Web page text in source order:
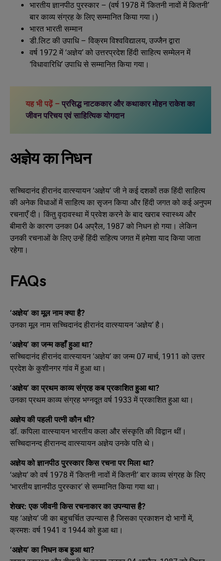
भारतीय ज्ञानपीठ पुरस्कार – (वर्ष 1978 में ‘कितनी नावों में कितनी’
बार काव्य संग्रह के लिए सम्मानित किया गया।)
भारत भारती सम्मान
डी.लिट की उपाधि – विक्रम विश्वविद्यालय, उज्जैन द्वारा
वर्ष 1972 में ‘अज्ञेय’ को उत्तरप्रदेश हिंदी साहित्य सम्मेलन में
‘विधावारिधि’ उपाधि से सम्मानित किया गया।
यह भी पढ़ें – प्रसिद्ध नाटककार और कथाकार मोहन राकेश का
जीवन परिचय एवं साहित्यिक योगदान
अज्ञेय का निधन
सच्चिदानंद हीरानंद वात्स्यायन ‘अज्ञेय’ जी ने कई दशकों तक हिंदी साहित्य
की अनेक विधाओं में साहित्य का सृजन किया और हिंदी जगत को कई अनुपम
रचनाएँ दी। किंतु वृदावस्था में प्रवेश करने के बाद खराब स्वास्थ्य और
बीमारी के कारण उनका 04 अप्रैल, 1987 को निधन हो गया। लेकिन
उनकी रचनाओं के लिए उन्हें हिंदी सहित्य जगत में हमेशा याद किया जाता
रहेगा।
FAQs
‘अज्ञेय’ का मूल नाम क्या है?
उनका मूल नाम सच्चिदानंद हीरानंद वात्स्यायन ‘अज्ञेय’ है।
‘अज्ञेय’ का जन्म कहाँ हुआ था?
सच्चिदानंद हीरानंद वात्स्यायन ‘अज्ञेय’ का जन्म 07 मार्च, 1911 को उत्तर
प्रदेश के कुशीनगर गांव में हुआ था।
‘अज्ञेय’ का प्रथम काव्य संग्रह कब प्रकाशित हुआ था?
उनका प्रथम काव्य संग्रह भग्नदूत वर्ष 1933 में प्रकाशित हुआ था।
अज्ञेय की पहली पत्नी कौन थी?
डॉ. कपिला वात्स्यायन भारतीय कला और संस्कृति की विद्वान थीं।
सच्चिदानन्द हीरानन्द वात्स्यायन अज्ञेय उनके पति थे।
अज्ञेय को ज्ञानपीठ पुरस्कार किस रचना पर मिला था?
‘अज्ञेय’ को वर्ष 1978 में ‘कितनी नावों में कितनी’ बार काव्य संग्रह के लिए
‘भारतीय ज्ञानपीठ पुरस्कार’ से सम्मानित किया गया था।
शेखर: एक जीवनी किस रचनाकार का उपन्यास है?
यह ‘अज्ञेय’ जी का बहुचर्चित उपन्यास है जिसका प्रकाशन दो भागों में,
क्रमशः वर्ष 1941 व 1944 को हुआ था।
‘अज्ञेय’ का निधन कब हुआ था?